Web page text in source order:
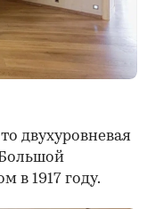
двухуровневая
в 1917 году.